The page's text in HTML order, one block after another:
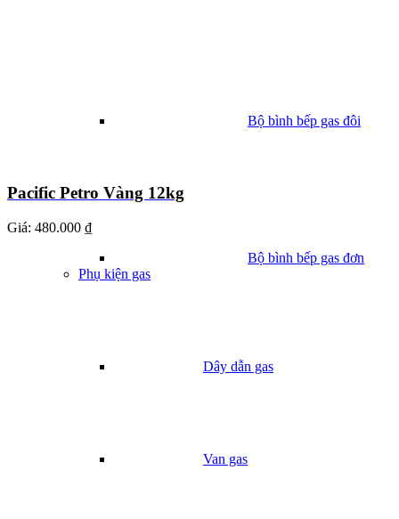
Bộ bình bếp gas đôi
Bộ bình bếp gas đơn
Phụ kiện gas
Dây dẫn gas
Van gas
Pacific Petro Vàng 12kg
Giá: 480.000 ₫